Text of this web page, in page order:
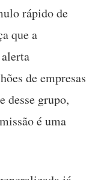
rápido de
que a
de empresas
desse grupo,
é uma